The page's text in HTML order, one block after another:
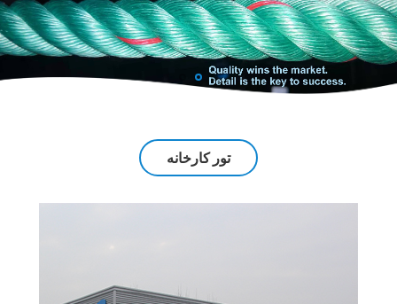
تور کارخانه